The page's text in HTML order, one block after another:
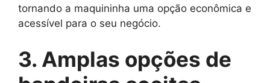
tornando a maquininha uma opção econômica e
acessível para o seu negócio.
3. Amplas opções de